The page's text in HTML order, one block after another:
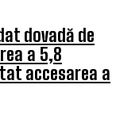
dovadă de
a 5,8
accesarea a